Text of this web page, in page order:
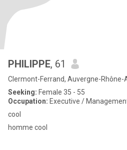
PHILIPPE, 61
Clermont-Ferrand, Auvergne-Rhône-
Seeking: Female 35 - 55
Occupation: Executive /
cool
homme cool